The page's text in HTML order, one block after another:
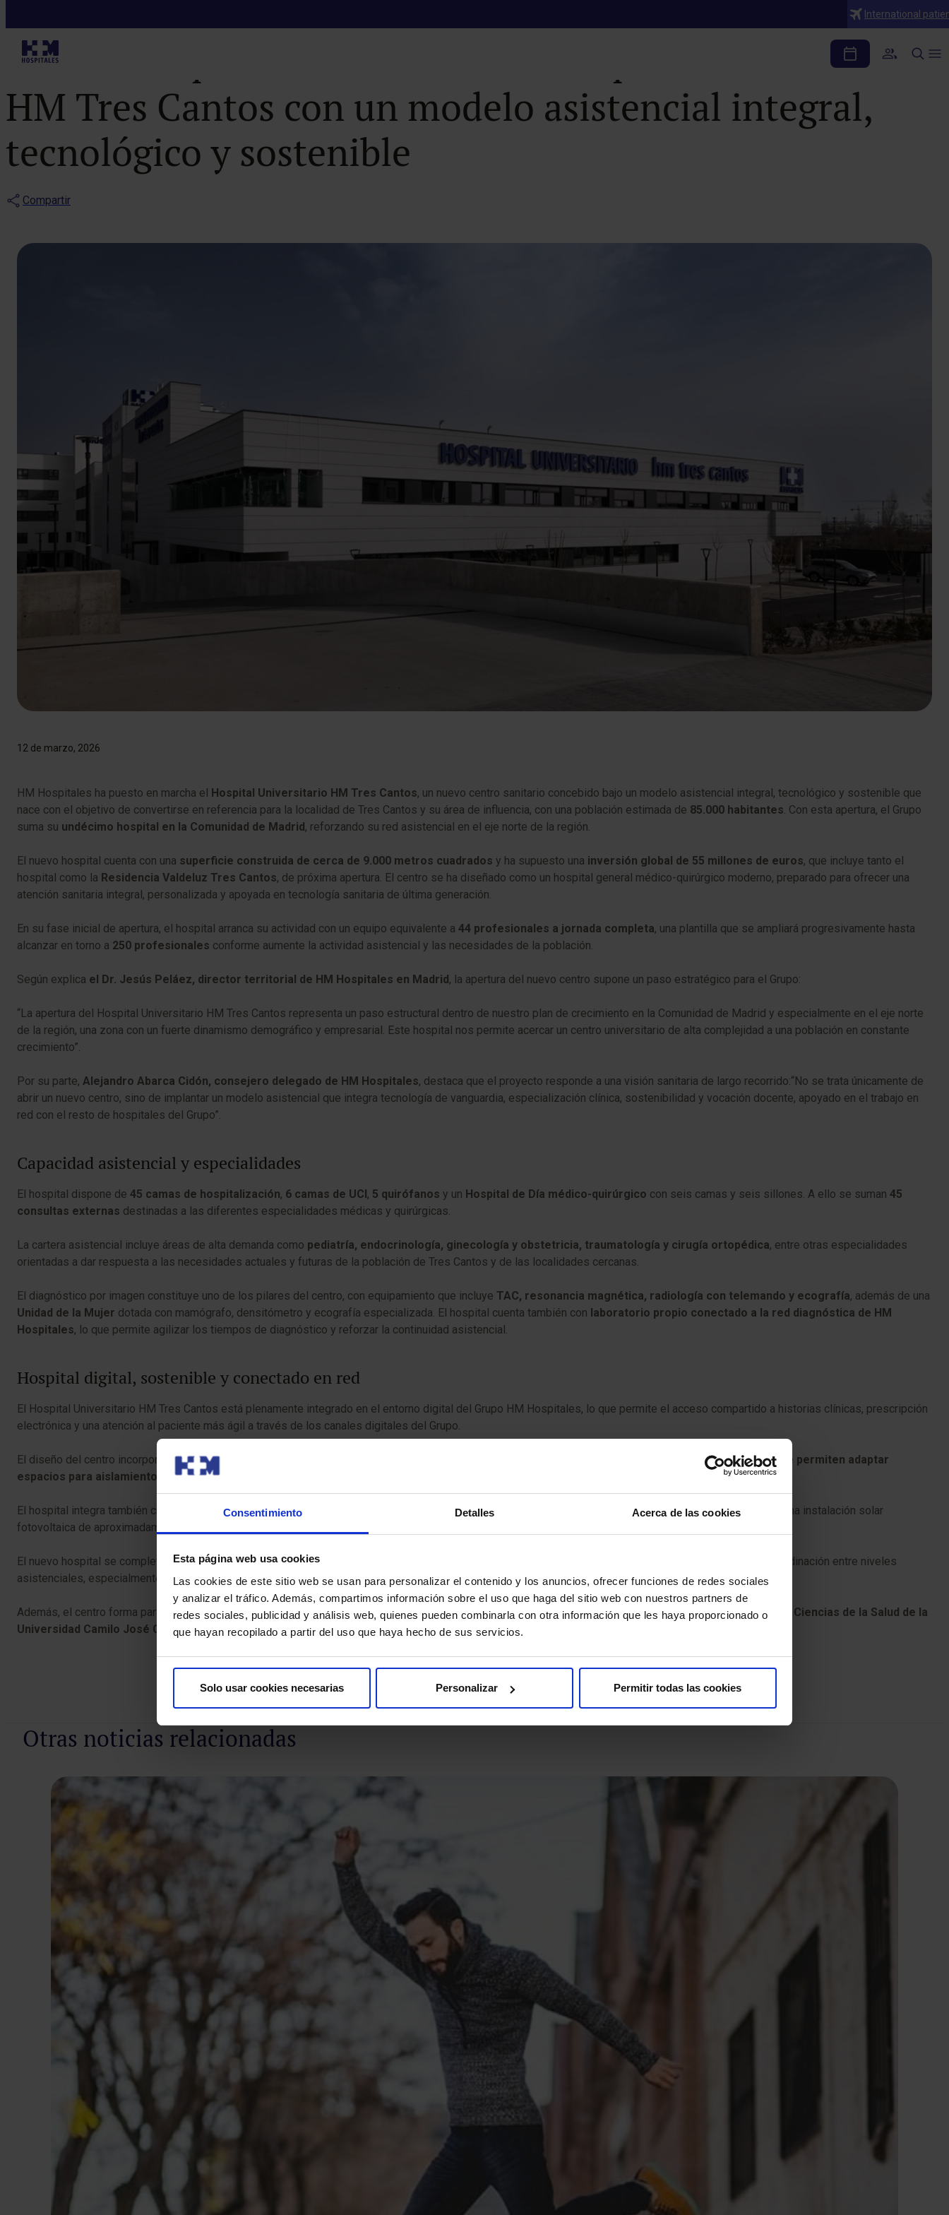
Consentimiento Detalles Acerca de las cookies
Esta página web usa cookies
Las cookies de este sitio web se usan para personalizar el contenido y los anuncios, ofrecer funciones de redes sociales
y analizar el tráfico. Además, compartimos información sobre el uso que haga del sitio web con nuestros partners de
redes sociales, publicidad y análisis web, quienes pueden combinarla con otra información que les haya proporcionado o
que hayan recopilado a partir del uso que haya hecho de sus servicios.
Solo usar cookies necesarias Personalizar Permitir todas las cookies
International
HM Hospitales abre el nuevo Hospital Universitario
HM Tres Cantos con un modelo asistencial integral,
tecnológico y sostenible
Compartir
12 de marzo, 2026
HM Hospitales ha puesto en marcha el Hospital Universitario HM Tres Cantos, un nuevo centro sanitario concebido bajo un modelo asistencial integral, tecnológico y sostenible que
nace con el objetivo de convertirse en referencia para la localidad de Tres Cantos y su área de influencia, con una población estimada de 85.000 habitantes. Con esta apertura, el Grupo
suma su undécimo hospital en la Comunidad de Madrid , reforzando su red asistencial en el eje norte de la región.
El nuevo hospital cuenta con una superficie construida de cerca de 9.000 metros cuadrados y ha supuesto una inversión global de 55 millones de euros, que incluye tanto el
hospital como la Residencia Valdeluz Tres Cantos, de próxima apertura. El centro se ha diseñado como un hospital general médico-quirúrgico moderno, preparado para ofrecer una
atención sanitaria integral, personalizada y apoyada en tecnología sanitaria de última generación.
En su fase inicial de apertura, el hospital arranca su actividad con un equipo equivalente a 44 profesionales a jornada completa, una plantilla que se ampliará progresivamente hasta
alcanzar en torno a 250 profesionales conforme aumente la actividad asistencial y las necesidades de la población.
Según explica el Dr. Jesús Peláez, director territorial de HM Hospitales en Madrid , la apertura del nuevo centro supone un paso estratégico para el Grupo:
“La apertura del Hospital Universitario HM Tres Cantos representa un paso estructural dentro de nuestro plan de crecimiento en la Comunidad de Madrid y especialmente en el eje norte
de la región, una zona con un fuerte dinamismo demográfico y empresarial. Este hospital nos permite acercar un centro universitario de alta complejidad a una población en constante
crecimiento”.
Por su parte, Alejandro Abarca Cidón, consejero delegado de HM Hospitales, destaca que el proyecto responde a una visión sanitaria de largo recorrido:“No se trata únicamente de
abrir un nuevo centro, sino de implantar un modelo asistencial que integra tecnología de vanguardia, especialización clínica, sostenibilidad y vocación docente, apoyado en el trabajo en
red con el resto de hospitales del Grupo”.
Capacidad asistencial y especialidades
El hospital dispone de 45 camas de hospitalización, 6 camas de UCI , 5 quirófanos y un Hospital de Día médico-quirúrgico con seis camas y seis sillones. A ello se suman 45
consultas externas destinadas a las diferentes especialidades médicas y quirúrgicas.
La cartera asistencial incluye áreas de alta demanda como pediatría, endocrinología, ginecología y obstetricia, traumatología y cirugía ortopédica, entre otras especialidades
orientadas a dar respuesta a las necesidades actuales y futuras de la población de Tres Cantos y de las localidades cercanas.
El diagnóstico por imagen constituye uno de los pilares del centro, con equipamiento que incluye TAC, resonancia magnética, radiología con telemando y ecografía, además de una
Unidad de la Mujer dotada con mamógrafo, densitómetro y ecografía especializada. El hospital cuenta también con laboratorio propio conectado a la red diagnóstica de HM
Hospitales, lo que permite agilizar los tiempos de diagnóstico y reforzar la continuidad asistencial.
Hospital digital, sostenible y conectado en red
El Hospital Universitario HM Tres Cantos está plenamente integrado en el entorno digital del Grupo HM Hospitales, lo que permite el acceso compartido a historias clínicas, prescripción
electrónica y una atención al paciente más ágil a través de los canales digitales del Grupo.
El diseño del centro incorpora además aprendizajes derivados de la pandemia, con
zonas de espera diferenciadas, áreas medicalizadas y sistemas que permiten adaptar
espacios para aislamiento respiratorio
El hospital integra también criterios avanzados deeficiencia energética y sostenibilidad, con aislamiento térmico reforzado, climatización domotizada y una instalación solar
fotovoltaica de aproximadamente
El nuevo hospital se completará próximamente con laResidencia Valdeluz Tres Cantos
, formando un complejo sociosanitario que permitirá mejorar la coordinación entre niveles
asistenciales, especialmente en el ámbito de la atención geriátrica.
Además, el centro forma parte de la red dehospitales universitarios de HM Hospitales , vinculados aCUHMED (Centro Universitario HM Hospitales en Ciencias de la Salud de la
Universidad Camilo José Cela), reforzando el modelo del Grupo basado en la integración deasistencia, docencia e investigación
Otras noticias relacionadas